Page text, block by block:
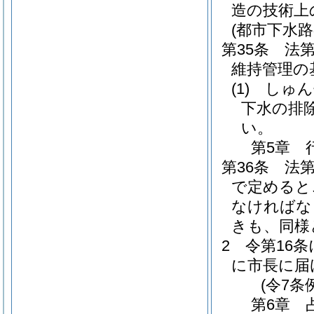
造の技術
(都市下水
第35条
法
維持管理
(1)
しゅ
下水の排
い。
第5章
第36条
法
で定める
なければ
きも、同
2
令第16
に市長に
(令7条
第6章